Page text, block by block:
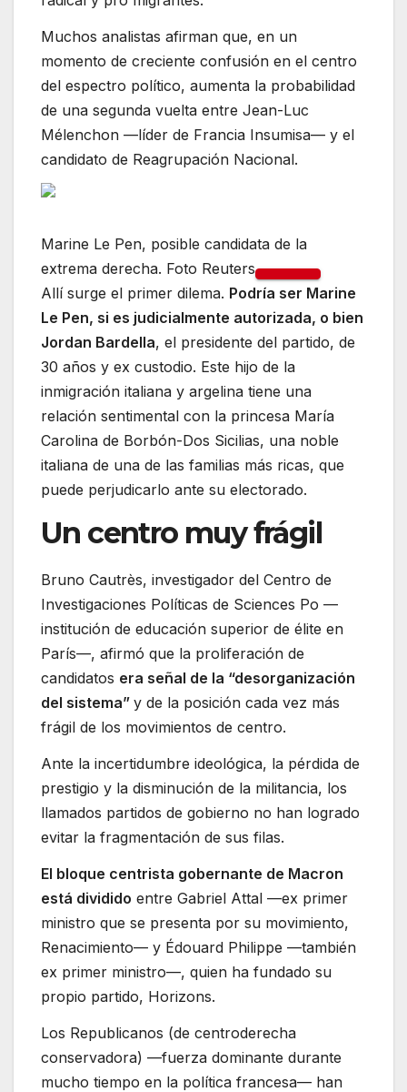
Muchos analistas afirman que, en un
momento de creciente confusión en el centro
del espectro político, aumenta la probabilidad
de una segunda vuelta entre Jean-Luc
Mélenchon —líder de Francia Insumisa— y el
candidato de Reagrupación Nacional.
Marine Le Pen, posible candidata de la
extrema derecha. Foto Reuters
Allí surge el primer dilema. Podría ser Marine
Le Pen, si es judicialmente autorizada, o bien
Jordan Bardella, el presidente del partido, de
30 años y ex custodio. Este hijo de la
inmigración italiana y argelina tiene una
relación sentimental con la princesa María
Carolina de Borbón-Dos Sicilias, una noble
italiana de una de las familias más ricas, que
puede perjudicarlo ante su electorado.
Un centro muy frágil
Bruno Cautrès, investigador del Centro de
Investigaciones Políticas de Sciences Po —
institución de educación superior de élite en
París—, afirmó que la proliferación de
candidatos era señal de la “desorganización
del sistema” y de la posición cada vez más
frágil de los movimientos de centro.
Ante la incertidumbre ideológica, la pérdida de
prestigio y la disminución de la militancia, los
llamados partidos de gobierno no han logrado
evitar la fragmentación de sus filas.
El bloque centrista gobernante de Macron
está dividido entre Gabriel Attal —ex primer
ministro que se presenta por su movimiento,
Renacimiento— y Édouard Philippe —también
ex primer ministro—, quien ha fundado su
propio partido, Horizons.
Los Republicanos (de centroderecha
conservadora) —fuerza dominante durante
mucho tiempo en la política francesa— han